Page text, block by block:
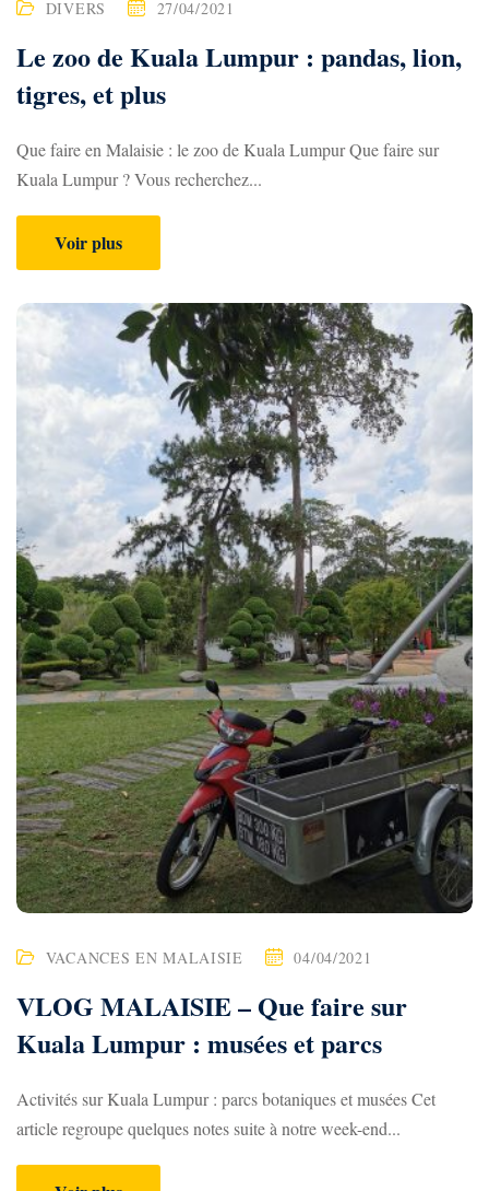
DIVERS 27/04/2021
Le zoo de Kuala Lumpur : pandas, lion,
tigres, et plus
Que faire en Malaisie : le zoo de Kuala Lumpur Que faire sur
Kuala Lumpur ? Vous recherchez...
Voir plus
VACANCES EN MALAISIE 04/04/2021
VLOG MALAISIE – Que faire sur
Kuala Lumpur : musées et parcs
Activités sur Kuala Lumpur : parcs botaniques et musées Cet
article regroupe quelques notes suite à notre week-end...